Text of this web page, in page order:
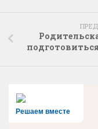
Решаем вместе